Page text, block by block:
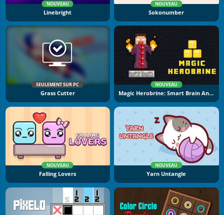
NOUVEAU
Linebright
NOUVEAU
Sokonumber
SEULEMENT SUR PC
Grass Cutter
NOUVEAU
Magic Herobrine: Smart Brain And Puzzle Quest
NOUVEAU
Falling Lovers
NOUVEAU
Yarn Untangle